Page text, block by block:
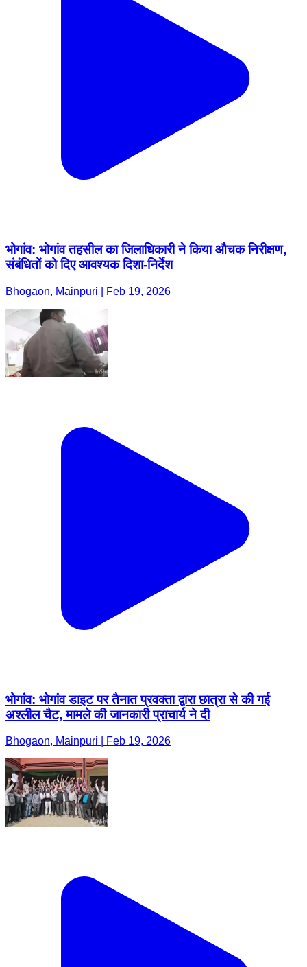
भोगांव: भोगांव तहसील का जिलाधिकारी ने किया औचक निरीक्षण,
संबंधितों को दिए आवश्यक दिशा-निर्देश
Bhogaon, Mainpuri | Feb 19, 2026
भोगांव: भोगांव डाइट पर तैनात प्रवक्ता द्वारा छात्रा से की गई
अश्लील चैट, मामले की जानकारी प्राचार्य ने दी
Bhogaon, Mainpuri | Feb 19, 2026